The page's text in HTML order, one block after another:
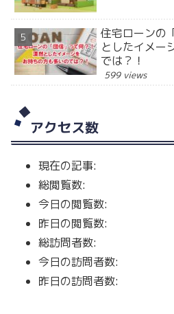
住宅ローンの
としたイメー
では？！
599 views
アクセス数
現在の記事:
総閲覧数:
今日の閲覧数:
昨日の閲覧数:
総訪問者数:
今日の訪問者数:
昨日の訪問者数: